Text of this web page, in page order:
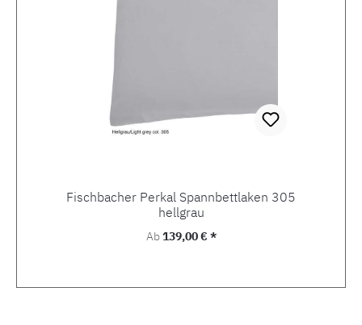
Fischbacher Perkal Spannbettlaken 305
hellgrau
Regulärer Preis:
Ab139,00 € *